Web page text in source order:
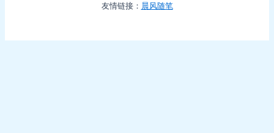
友情链接： 晨风随笔